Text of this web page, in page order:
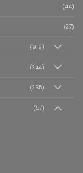
(44)
(27)
(919)
(244)
(265)
(57)